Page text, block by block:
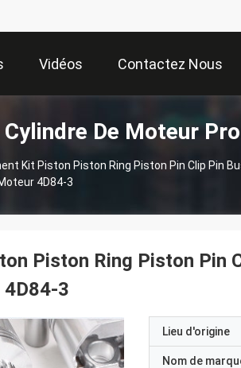
Vidéos Contactez Nous
De Moteur
Kit Piston Piston Ring Piston Pin Clip Pin
4D84-3
Piston Ring Piston Pin
3
Lieu d'origine
Nom de